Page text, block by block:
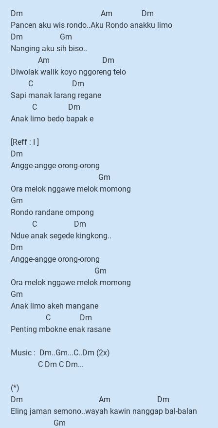
Dm Am Dm
Pancen aku wis rondo..Aku Rondo anakku limo
Dm Gm
Nanging aku sih biso..
Am Dm
Diwolak walik koyo nggoreng telo
C Dm
Sapi manak larang regane
C Dm
Anak limo bedo bapak e
[Reff : I ]
Dm
Angge-angge orong-orong
Gm
Ora melok nggawe melok momong
Gm
Rondo randane ompong
C Dm
Ndue anak segede kingkong..
Dm
Angge-angge orong-orong
Gm
Ora melok nggawe melok momong
Gm
Anak limo akeh mangane
C Dm
Penting mbokne enak rasane
Music : Dm..Gm...C..Dm (2x)
C Dm C Dm...
(*)
Dm Am Dm
Eling jaman semono..wayah kawin nanggap bal-balan
Gm